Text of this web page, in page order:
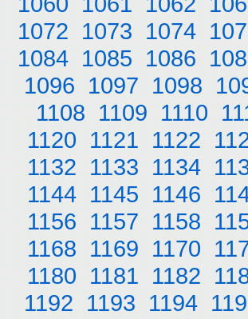
1072 1073 1074
1084 1085 1086
1096 1097 1098
1108 1109 1110
1120 1121 1122
1132 1133 1134
1144 1145 1146
1156 1157 1158
1168 1169 1170
1180 1181 1182
1192 1193 1194